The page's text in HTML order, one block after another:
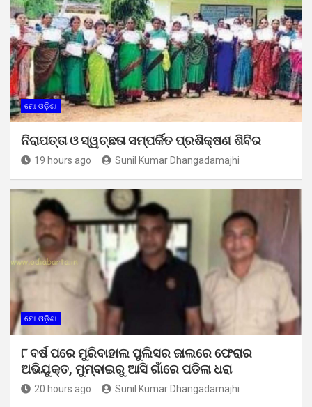
ମୋ ଓଡ଼ିଶା
ନିରାପତ୍ତା ଓ ସ୍ୱଚ୍ଛତା ସମ୍ପର୍କିତ ପ୍ରଶିକ୍ଷଣ ଶିବିର
19 hours ago Sunil Kumar Dhangadamajhi
ମୋ ଓଡ଼ିଶା
୮ ବର୍ଷ ପରେ ମୁରିବାହାଲ ପୁଲିସର ଜାଲରେ ଫେରାର
ଅଭିଯୁକ୍ତ, ମୁମ୍ବାଇରୁ ଆସି ଗାଁରେ ପଡିଲା ଧରା
20 hours ago Sunil Kumar Dhangadamajhi